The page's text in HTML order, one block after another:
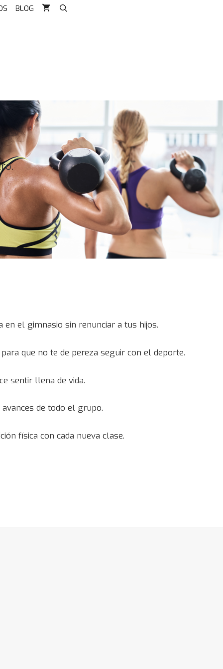
BLOG
el gimnasio sin renunciar a tus hijos.
que no te de pereza seguir con el deporte.
sentir llena de vida.
de todo el grupo.
física con cada nueva clase.